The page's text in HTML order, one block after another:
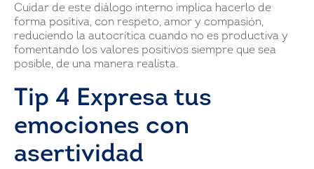
Cuidar de este diálogo interno implica hacerlo de
forma positiva, con respeto, amor y compasión,
reduciendo la autocrítica cuando no es productiva y
fomentando los valores positivos siempre que sea
posible, de una manera realista.
Tip 4 Expresa tus
emociones con
asertividad